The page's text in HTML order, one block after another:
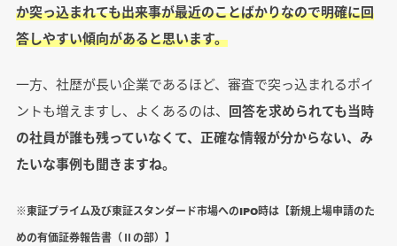
か突っ込まれても出来事が最近のことばかりなので明確に回
答しやすい傾向があると思います。
一方、社歴が長い企業であるほど、審査で突っ込まれるポイ
ントも増えますし、よくあるのは、 回答を求められても当時
の社員が誰も残っていなくて、正確な情報が分からない、み
たいな事例も聞きますね。
※東証プライム及び東証スタンダード市場へのIPO時は【新規上場申請のた
めの有価証券報告書（Ⅱの部）】